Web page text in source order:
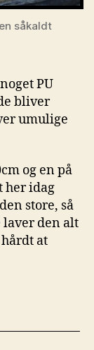
såkaldt
PU
bliver
umulige
og en på
her idag
store, så
den alt
at